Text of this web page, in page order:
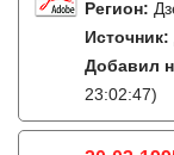
Регион:
Источник:
Добавил
23:02:47)